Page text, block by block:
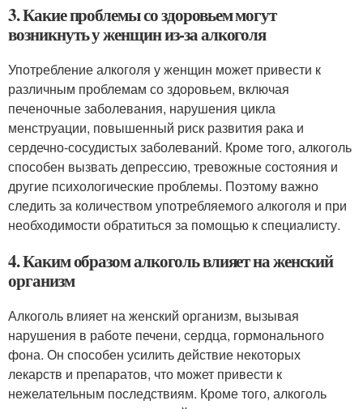
3. Какие проблемы со здоровьем могут
возникнуть у женщин из-за алкоголя
Употребление алкоголя у женщин может привести к
различным проблемам со здоровьем, включая
печеночные заболевания, нарушения цикла
менструации, повышенный риск развития рака и
сердечно-сосудистых заболеваний. Кроме того, алкоголь
способен вызвать депрессию, тревожные состояния и
другие психологические проблемы. Поэтому важно
следить за количеством употребляемого алкоголя и при
необходимости обратиться за помощью к специалисту.
4. Каким образом алкоголь влияет на женский
организм
Алкоголь влияет на женский организм, вызывая
нарушения в работе печени, сердца, гормонального
фона. Он способен усилить действие некоторых
лекарств и препаратов, что может привести к
нежелательным последствиям. Кроме того, алкоголь